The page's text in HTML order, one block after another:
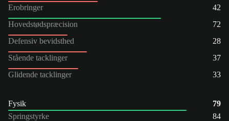
Erobringer
42
Hovedstødspræcision
72
Defensiv bevidsthed
28
Stående tacklinger
37
Glidende tacklinger
33
Fysik
79
Springstyrke
84